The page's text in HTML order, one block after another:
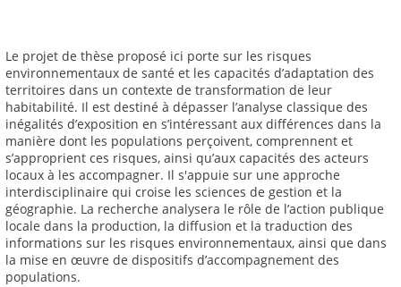
Le projet de thèse proposé ici porte sur les risques
environnementaux de santé et les capacités d’adaptation des
territoires dans un contexte de transformation de leur
habitabilité. Il est destiné à dépasser l’analyse classique des
inégalités d’exposition en s’intéressant aux différences dans la
manière dont les populations perçoivent, comprennent et
s’approprient ces risques, ainsi qu’aux capacités des acteurs
locaux à les accompagner. Il s'appuie sur une approche
interdisciplinaire qui croise les sciences de gestion et la
géographie. La recherche analysera le rôle de l’action publique
locale dans la production, la diffusion et la traduction des
informations sur les risques environnementaux, ainsi que dans
la mise en œuvre de dispositifs d’accompagnement des
populations.